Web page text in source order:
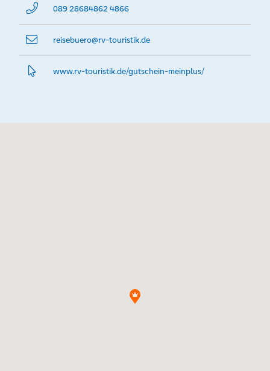
089 28684862 4866
reisebuero@­rv-touristik.de
www.­rv-touristik.­de/gutschein-meinplus/